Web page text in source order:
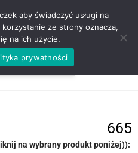
600 352 938
665
na wybrany produkt poniżej)):
aby świadczyć usługi na
ze strony oznacza,
na ich użycie.
prywatności